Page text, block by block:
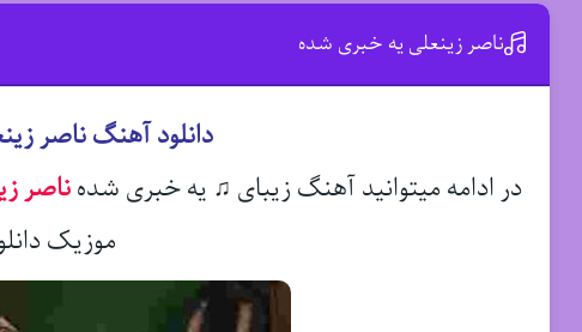
ناصر زینعلی یه خبری شده
دانلود آهنگ ناصر
در ادامه میتوانید آهنگ زیبای ♫ یه خبری شدهناصر
موزیک